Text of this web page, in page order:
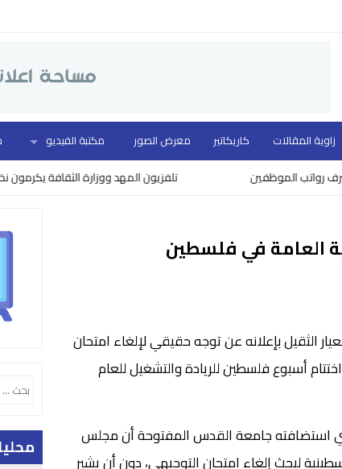
زاوية المقالات كاريكاتير معرض الصور مكتبة الفيديو
تلفزيون المهد ووزارة الثقافة يكرمون نخبة الموظفين
العامة في فلسطين
الثقيل بإعلانه عن توجه حقيقي لإلغاء امتحان
أسبوع فلسطين للريادة والتشغيل للعام
استضافته جامعة القدس المفتوحة أن مجلس
لبحث إلغاء امتحان التوجيهي، دون أن يشير